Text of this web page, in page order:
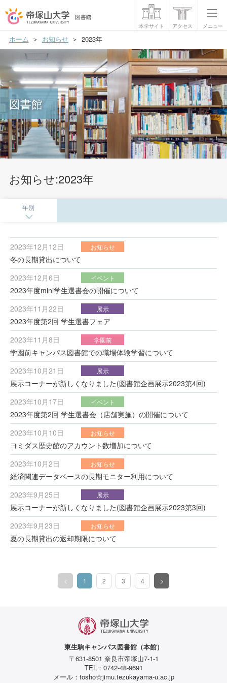
本学サイト アクセス メニュー
利用案内
フロアマップ
データベース
マイライブラリー
機関リポジトリ
ホーム お知らせ 2023年
図書館
お知らせ:2023年
年別
2023年12月12日 お知らせ
冬の長期貸出について
2023年12月6日
イベント
2023年度mini学生選書会の開催について
2023年11月22日
展示
2023年度第2回 学生選書フェア
2023年11月8日
学園前
学園前キャンパス図書館での職場体験学習について
2023年10月21日
展示
展示コーナーが新しくなりました(図書館企画展示2023第4回)
2023年10月17日
イベント
2023年度第2回 学生選書会（店舗実施）の開催について
2023年10月10日
お知らせ
ヨミダス歴史館のアカウント数増加について
2023年10月2日
お知らせ
経済関連データベースの長期モニター利用について
2023年9月25日
展示
展示コーナーが新しくなりました(図書館企画展示2023第3回)
2023年9月23日
お知らせ
夏の長期貸出の返却期限について
< 1
（このページ）
2 3 4 >
東生駒キャンパス図書館（本館）
〒631-8501 奈良市帝塚山7-1-1
TEL：0742-48-9691
メール：tosho☆jimu.tezukayama-u.ac.jp